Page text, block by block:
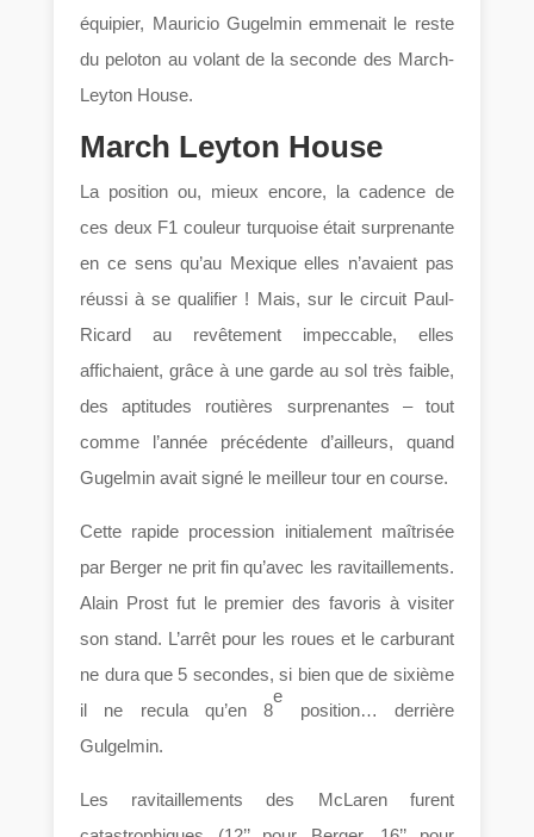
équipier, Mauricio Gugelmin emmenait le reste
du peloton au volant de la seconde des March-
Leyton House.
March Leyton House
La position ou, mieux encore, la cadence de
ces deux F1 couleur turquoise était surprenante
en ce sens qu’au Mexique elles n’avaient pas
réussi à se qualifier ! Mais, sur le circuit Paul-
Ricard au revêtement impeccable, elles
affichaient, grâce à une garde au sol très faible,
des aptitudes routières surprenantes – tout
comme l’année précédente d’ailleurs, quand
Gugelmin avait signé le meilleur tour en course.
Cette rapide procession initialement maîtrisée
par Berger ne prit fin qu’avec les ravitaillements.
Alain Prost fut le premier des favoris à visiter
son stand. L’arrêt pour les roues et le carburant
ne dura que 5 secondes, si bien que de sixième
il ne recula qu’en 8
e
position… derrière
Gulgelmin.
Les ravitaillements des McLaren furent